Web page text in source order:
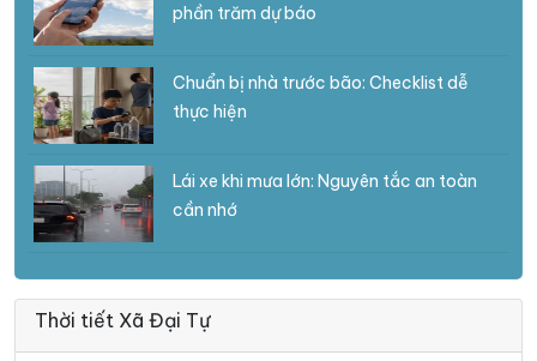
phần trăm dự báo
Chuẩn bị nhà trước bão: Checklist dễ
thực hiện
Lái xe khi mưa lớn: Nguyên tắc an toàn
cần nhớ
Thời tiết Xã Đại Tự